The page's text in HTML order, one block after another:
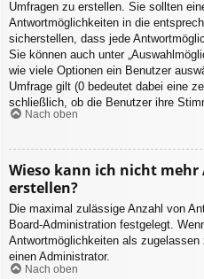
Umfragen zu erstellen. Sie sollten
Antwortmöglichkeiten in die
sicherstellen, dass jede
Sie können auch unter
wie viele Optionen ein Benutzer
Umfrage gilt (0 bedeutet dabei eine
schließlich, ob die Benutzer ihre
Nach oben
Wieso kann ich nicht
erstellen?
Die maximal zulässige Anzahl von
Board-Administration festgelegt.
Antwortmöglichkeiten als
einen Administrator.
Nach oben